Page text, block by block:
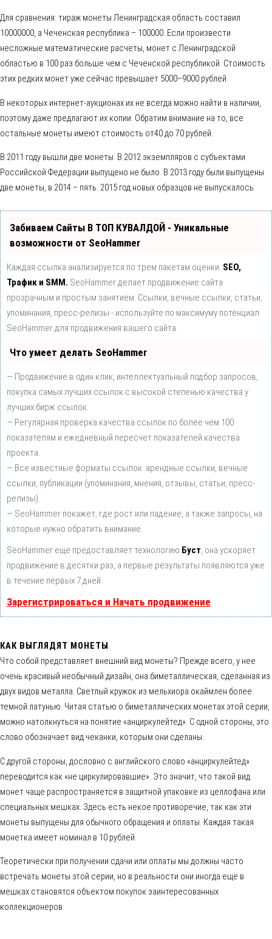
Для сравнения: тираж монеты Ленинградская область составил
10000000, а Чеченская республика – 100000. Если произвести
несложные математические расчеты, монет с Ленинградской
областью в 100 раз больше чем с Чеченской республикой. Стоимость
этих редких монет уже сейчас превышает 5000–9000 рублей.
В некоторых интернет-аукционах их не всегда можно найти в наличии,
поэтому даже предлагают их копии. Обратим внимание на то, все
остальные монеты имеют стоимость от40 до 70 рублей.
В 2011 году вышли две монеты. В 2012 экземпляров с субъектами
Российской Федерации выпущено не было. В 2013 году были выпущены
две монеты, в 2014 – пять. 2015 год новых образцов не выпускалось.
Забиваем Сайты В ТОП КУВАЛДОЙ - Уникальные
возможности от SeoHammer
Каждая ссылка анализируется по трем пакетам оценки: SEO,
Трафик и SMM. SeoHammer делает продвижение сайта
прозрачным и простым занятием. Ссылки, вечные ссылки, статьи,
упоминания, пресс-релизы - используйте по максимуму потенциал
SeoHammer для продвижения вашего сайта.
Что умеет делать SeoHammer
— Продвижение в один клик, интеллектуальный подбор запросов,
покупка самых лучших ссылок с высокой степенью качества у
лучших бирж ссылок.
— Регулярная проверка качества ссылок по более чем 100
показателям и ежедневный пересчет показателей качества
проекта.
— Все известные форматы ссылок: арендные ссылки, вечные
ссылки, публикации (упоминания, мнения, отзывы, статьи, пресс-
релизы).
— SeoHammer покажет, где рост или падение, а также запросы, на
которые нужно обратить внимание.
SeoHammer еще предоставляет технологию Буст, она ускоряет
продвижение в десятки раз, а первые результаты появляются уже
в течение первых 7 дней.
Зарегистрироваться и Начать продвижение
КАК ВЫГЛЯДЯТ МОНЕТЫ
Что собой представляет внешний вид монеты? Прежде всего, у нее
очень красивый необычный дизайн, она биметаллическая, сделанная из
двух видов металла. Светлый кружок из мельхиора окаймлен более
темной латунью. Читая статью о биметаллических монетах этой серии,
можно натолкнуться на понятие «анциркулейтед». С одной стороны, это
слово обозначает вид чеканки, которым они сделаны.
С другой стороны, дословно с английского слово «анциркулейтед»
переводится как «не циркулировавшие». Это значит, что такой вид
монет чаще распространяется в защитной упаковке из целлофана или
специальных мешках. Здесь есть некое противоречие, так как эти
монеты выпущены для обычного обращения и оплаты. Каждая такая
монетка имеет номинал в 10 рублей.
Теоретически при получении сдачи или оплаты мы должны часто
встречать монеты этой серии, но в реальности они иногда ещё в
мешках становятся объектом покупок заинтересованных
коллекционеров.